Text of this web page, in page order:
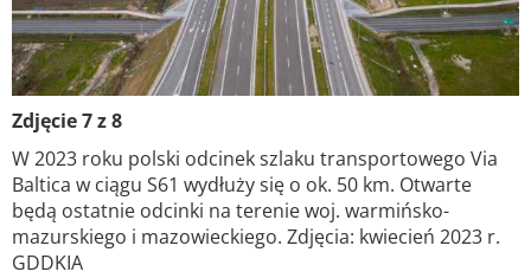
Zdjęcie 7 z 8
W 2023 roku polski odcinek szlaku transportowego Via
Baltica w ciągu S61 wydłuży się o ok. 50 km. Otwarte
będą ostatnie odcinki na terenie woj. warmińsko-
mazurskiego i mazowieckiego. Zdjęcia: kwiecień 2023 r.
GDDKIA